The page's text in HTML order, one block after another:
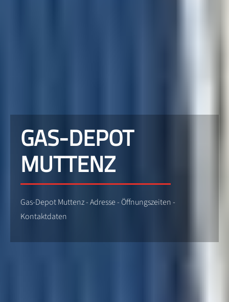
GAS-DEPOT
MUTTENZ
Gas-Depot Muttenz - Adresse - Öffnungszeiten -
Kontaktdaten